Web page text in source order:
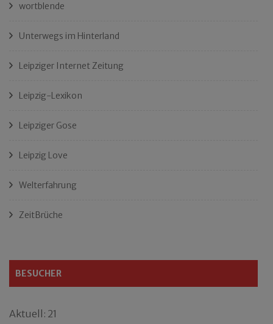
wortblende
Unterwegs im Hinterland
Leipziger Internet Zeitung
Leipzig-Lexikon
Leipziger Gose
Leipzig Love
Welterfahrung
ZeitBrüche
BESUCHER
Aktuell: 21